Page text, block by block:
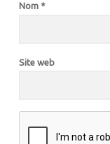
Nom *
Site web